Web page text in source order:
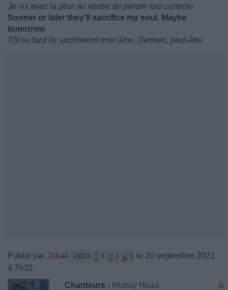
Je vis avec la peur au ventre de perdre tout contrôle
Sooner or later they'll sacrifice my soul. Maybe
tomorrow
Tôt ou tard ils sacrifieront mon âme. Demain, peut-être
Publié par Jubak 14043 3 3 5
le 20 septembre 2021
à 7h32.
Chanteurs : Murray Head